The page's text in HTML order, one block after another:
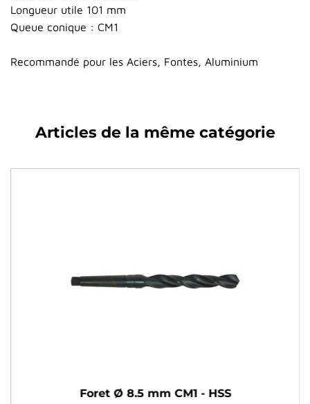
Longueur utile 101 mm
Queue conique : CM1
Recommandé pour les Aciers, Fontes, Aluminium
Articles de la même catégorie
Foret Ø 8.5 mm CM1 - HSS